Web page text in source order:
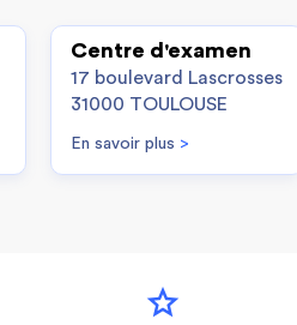
Centre d'examen
17 boulevard Lascrosses
31000 TOULOUSE
En savoir plus >
star